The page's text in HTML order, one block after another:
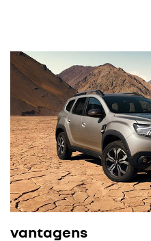
vantagens